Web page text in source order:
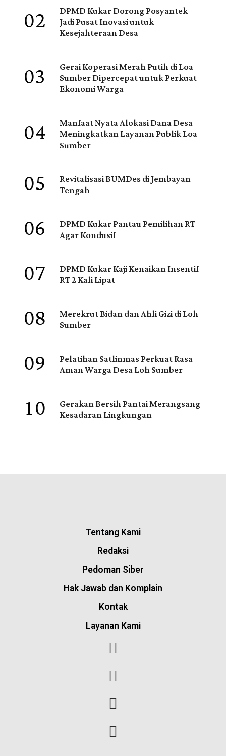
02 DPMD Kukar Dorong Posyantek
Jadi Pusat Inovasi untuk
Kesejahteraan Desa
03 Gerai Koperasi Merah Putih di Loa
Sumber Dipercepat untuk Perkuat
Ekonomi Warga
04 Manfaat Nyata Alokasi Dana Desa
Meningkatkan Layanan Publik Loa
Sumber
05 Revitalisasi BUMDes di Jembayan
Tengah
06 DPMD Kukar Pantau Pemilihan RT
Agar Kondusif
07 DPMD Kukar Kaji Kenaikan Insentif
RT 2 Kali Lipat
08 Merekrut Bidan dan Ahli Gizi di Loh
Sumber
09 Pelatihan Satlinmas Perkuat Rasa
Aman Warga Desa Loh Sumber
10 Gerakan Bersih Pantai Merangsang
Kesadaran Lingkungan
Tentang Kami
Redaksi
Pedoman Siber
Hak Jawab dan Komplain
Kontak
Layanan Kami